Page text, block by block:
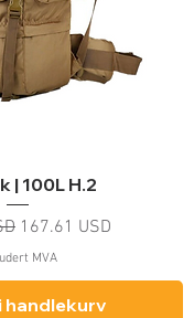
| 100L H.2
Salgspris
167.61 USD
MVA
handlekurv